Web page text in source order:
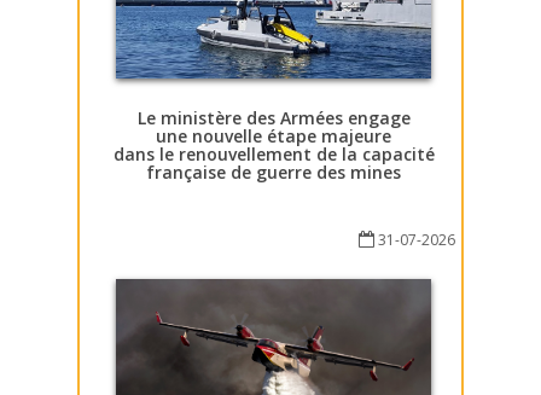
Le ministère des Armées engage
une nouvelle étape majeure
dans le renouvellement de la capacité
française de guerre des mines
31-07-2026